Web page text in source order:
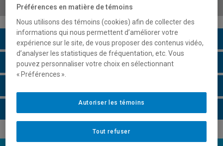
Description du cours
Horaire - Été 2026
Préférences en matière de témoins
Nous utilisons des témoins (cookies) afin de collecter des
informations qui nous permettent d’améliorer votre
expérience sur le site, de vous proposer des contenus vidéo,
d’analyser les statistiques de fréquentation, etc. Vous
pouvez personnaliser votre choix en sélectionnant
« Préférences ».
Tout refuser
Autoriser les témoins